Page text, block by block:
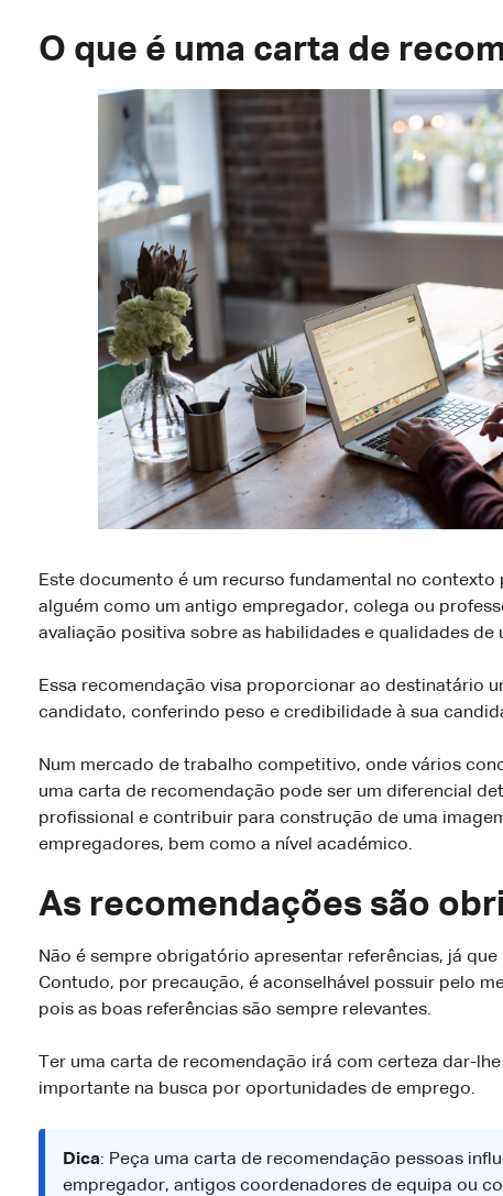
O que é uma carta de
Este documento é um recurso fundamental no
alguém como um antigo empregador, colega ou
avaliação positiva sobre as habilidades e qualidades de
Essa recomendação visa proporcionar ao destinatário
candidato, conferindo peso e credibilidade à sua
Num mercado de trabalho competitivo, onde vários
uma carta de recomendação pode ser um diferencial
profissional e contribuir para construção de uma
empregadores, bem como a nível académico.
As recomendações são
Não é sempre obrigatório apresentar referências, já
Contudo, por precaução, é aconselhável possuir pelo
pois as boas referências são sempre relevantes.
Ter uma carta de recomendação irá com certeza dar-
importante na busca por oportunidades de emprego.
Dica: Peça uma carta de recomendação pessoas
empregador, antigos coordenadores de equipa ou